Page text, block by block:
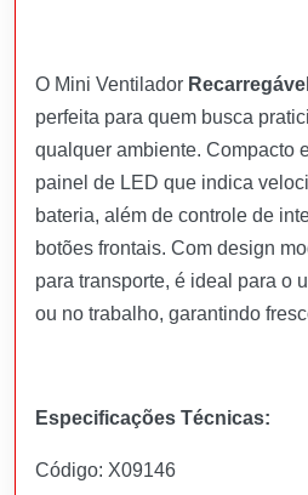
O Mini Ventilador Recarregável
perfeita para quem busca
qualquer ambiente. Compacto
painel de LED que indica
bateria, além de controle de
botões frontais. Com design
para transporte, é ideal para o
ou no trabalho, garantindo
Especificações Técnicas:
Código: X09146